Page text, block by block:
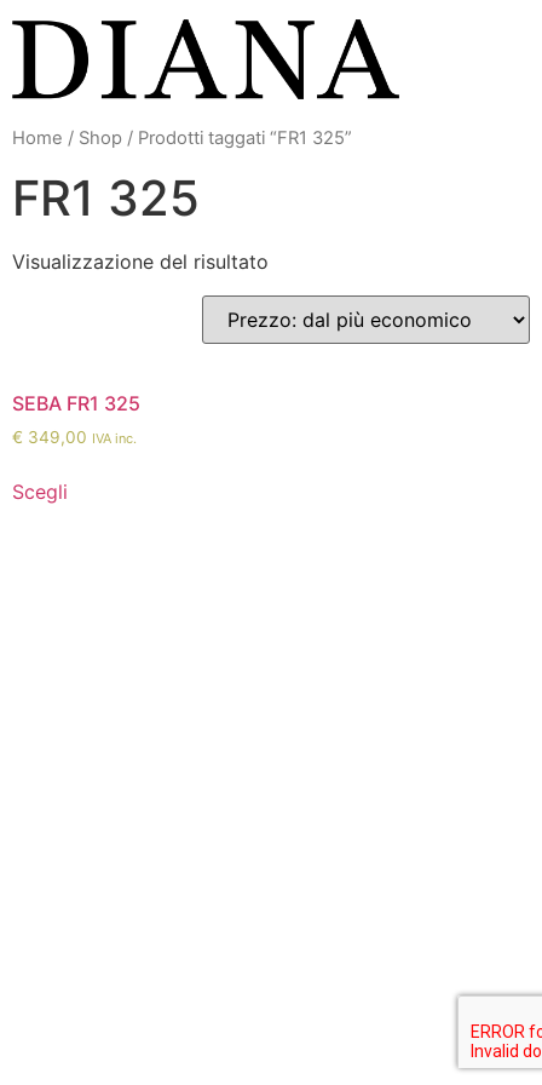
contenuto
Home / Shop / Prodotti taggati “FR1 325”
FR1 325
Visualizzazione del risultato
SEBA FR1 325
€ 349,00 IVA inc.
Scegli